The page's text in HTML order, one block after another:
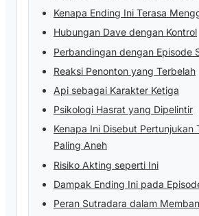
Kenapa Ending Ini Terasa
Hubungan Dave dengan Kontrol
Perbandingan dengan Episode
Reaksi Penonton yang Terbelah
Api sebagai Karakter Ketiga
Psikologi Hasrat yang Dipelintir
Kenapa Ini Disebut Pertunjukan
Paling Aneh
Risiko Akting seperti Ini
Dampak Ending Ini pada
Peran Sutradara dalam